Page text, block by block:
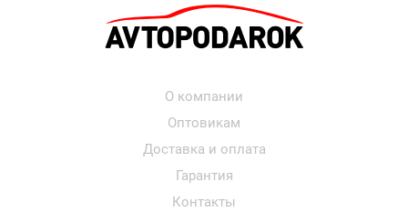
О компании
Оптовикам
Доставка и оплата
Гарантия
Контакты